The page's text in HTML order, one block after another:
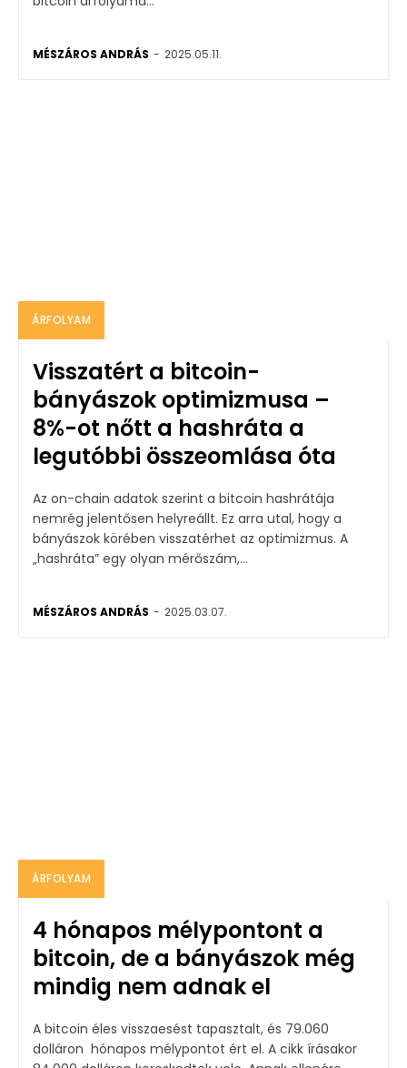
MÉSZÁROS ANDRÁS - 2025.05.11.
ÁRFOLYAM
Visszatért a bitcoin-
bányászok optimizmusa –
8%-ot nőtt a hashráta a
legutóbbi összeomlása óta
Az on-chain adatok szerint a bitcoin hashrátája
nemrég jelentősen helyreállt. Ez arra utal, hogy a
bányászok körében visszatérhet az optimizmus. A
„hashráta” egy olyan mérőszám,...
MÉSZÁROS ANDRÁS - 2025.03.07.
ÁRFOLYAM
4 hónapos mélypontont a
bitcoin, de a bányászok még
mindig nem adnak el
A bitcoin éles visszaesést tapasztalt, és 79.060
dolláron hónapos mélypontot ért el. A cikk írásakor